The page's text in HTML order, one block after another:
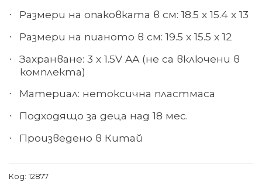
· Размери на опаковката в см: 18.5 х 15.4 х 13
· Размери на пианото в см: 19.5 х 15.5 х 12
·
Захранване: 3 х 1.5V AA (не са включени в
комплекта)
· Материал: нетоксична пластмаса
· Подходящо за деца над 18 мес.
· Произведено в Китай
Код: 12877